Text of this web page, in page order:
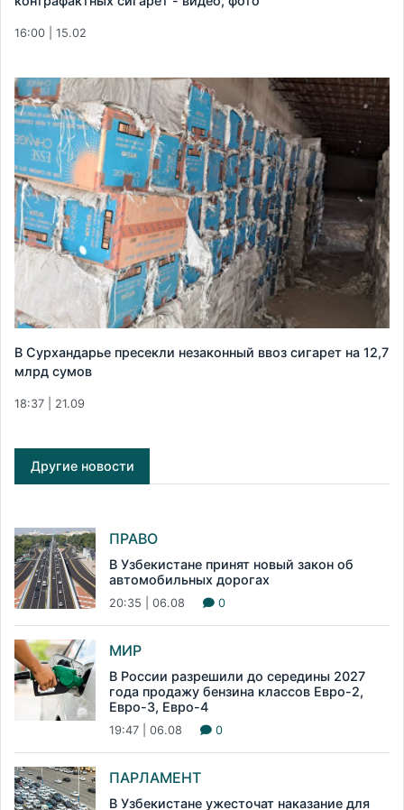
16:00 | 15.02
В Сурхандарье пресекли незаконный ввоз сигарет на 12,7
млрд сумов
18:37 | 21.09
Другие новости
ПРАВО
В Узбекистане принят новый закон об
автомобильных дорогах
20:35 | 06.08 0
МИР
В России разрешили до середины 2027
года продажу бензина классов Евро-2,
Евро-3, Евро-4
19:47 | 06.08 0
ПАРЛАМЕНТ
В Узбекистане ужесточат наказание для